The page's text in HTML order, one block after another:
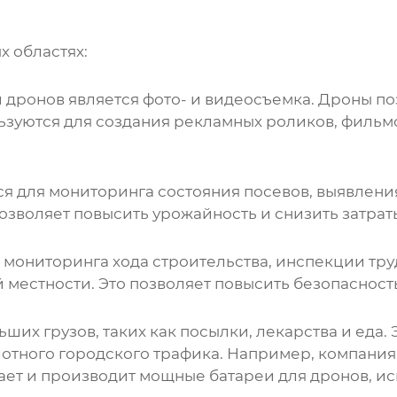
областях:
дроновявляется фото- и видеосъемка. Дроны
для создания рекламных роликов,
для мониторинга состояния посевов,
повысить урожайность и снизить
хода строительства, инспекции
Это позволяет повысить
грузов, таких как посылки, лекарства и еда.
городского трафика. Например,
и производит мощные батареи для дронов,